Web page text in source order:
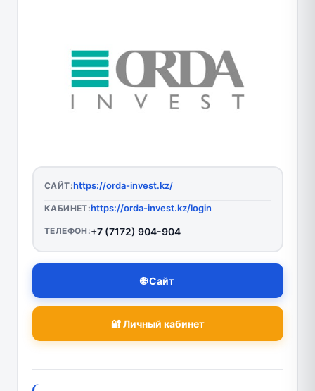
САЙТ:https://orda-invest.kz/
КАБИНЕТ:https://orda-invest.kz/login
ТЕЛЕФОН:+7 (7172) 904-904
🌐 Сайт
🔐 Личный кабинет